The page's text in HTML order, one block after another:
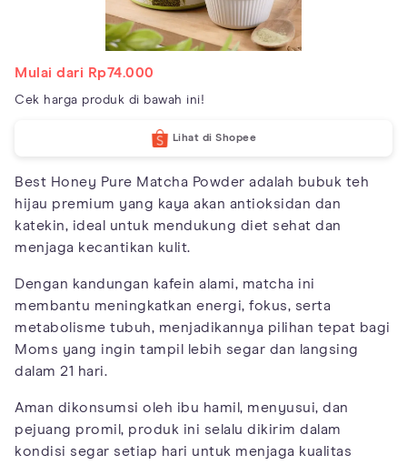
Mulai dari Rp74.000
Cek harga produk di bawah ini!
Lihat di Shopee
Best Honey Pure Matcha Powder adalah bubuk teh
hijau premium yang kaya akan antioksidan dan
katekin, ideal untuk mendukung diet sehat dan
menjaga kecantikan kulit.
Dengan kandungan kafein alami, matcha ini
membantu meningkatkan energi, fokus, serta
metabolisme tubuh, menjadikannya pilihan tepat bagi
Moms yang ingin tampil lebih segar dan langsing
dalam 21 hari.
Aman dikonsumsi oleh ibu hamil, menyusui, dan
pejuang promil, produk ini selalu dikirim dalam
kondisi segar setiap hari untuk menjaga kualitas